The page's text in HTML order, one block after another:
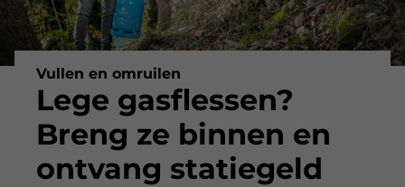
Vullen en omruilen
Lege gasflessen?
Breng ze binnen en
ontvang statiegeld